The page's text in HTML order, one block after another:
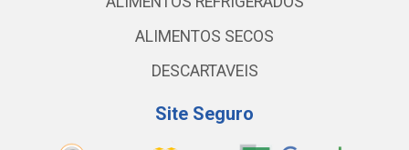
ALIMENTOS SECOS
DESCARTAVEIS
Site Seguro